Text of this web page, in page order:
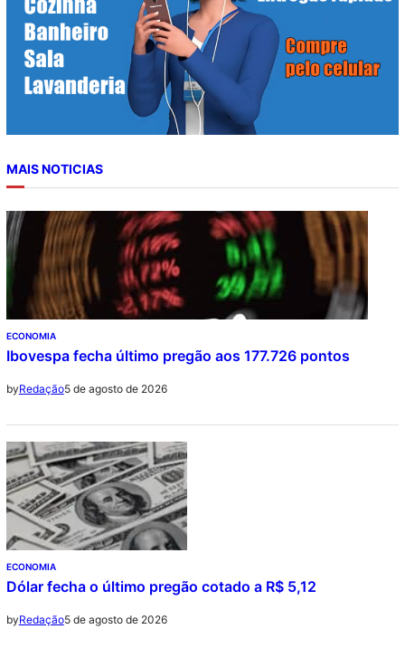
MAIS NOTICIAS
ECONOMIA
Ibovespa fecha último pregão aos 177.726 pontos
byRedação5 de agosto de 2026
ECONOMIA
Dólar fecha o último pregão cotado a R$ 5,12
byRedação5 de agosto de 2026